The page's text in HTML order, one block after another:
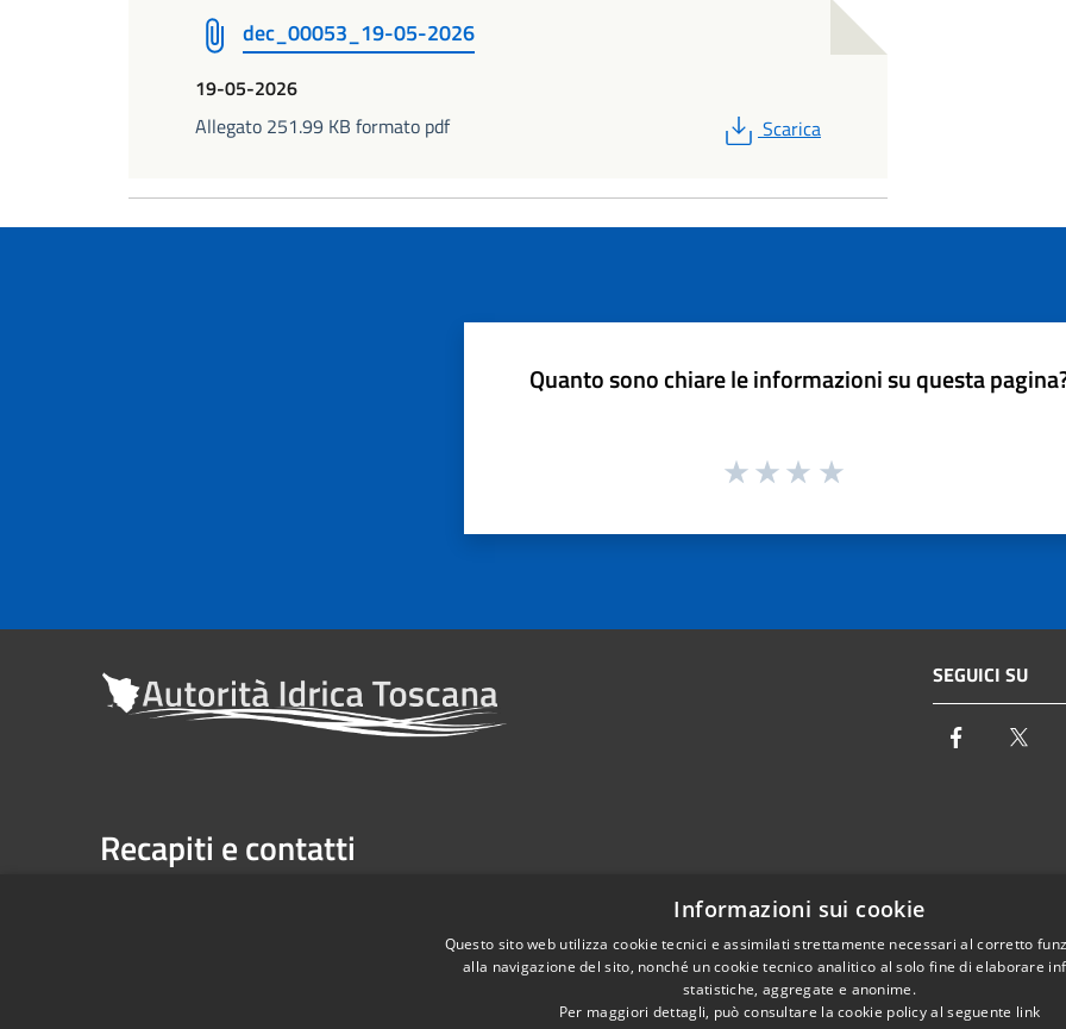
dec_00053_19-05-2026
19-05-2026
Allegato 251.99 KB formato pdf
PDF
Scarica
Quanto sono chiare le informazioni su questa
SEGUICI SU
Facebook
Recapiti e contatti
Casella Postale n. 1485 | U.P. Firenze, 7 Via G. Verdi - 50122 Firenze
Email:info@autoritaidrica.toscana.it
Pec:protocollo@pec.autoritaidrica.toscana.it
IPA Indice delle Pubbliche Amministrazioni
Elenco contatti interni
Informazioni sui cookie
Questo sito web utilizza cookie tecnici e assimilati strettamente necessari al corretto
alla navigazione del sito, nonché un cookie tecnico analitico al solo fine di elaborare
statistiche, aggregate e anonime.
Per maggiori dettagli, può consultare la cookie policy al seguente link